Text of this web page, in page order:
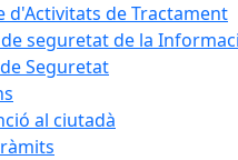
d'Activitats de Tractament
seguretat de la
Seguretat
al ciutadà